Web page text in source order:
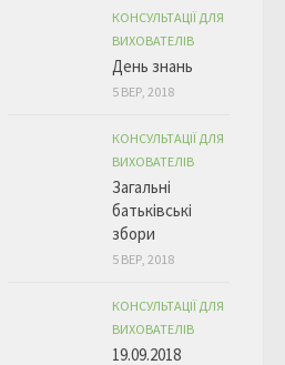
КОНСУЛЬТАЦІЇ ДЛЯ
ВИХОВАТЕЛІВ
День знань
5 ВЕР, 2018
КОНСУЛЬТАЦІЇ ДЛЯ
ВИХОВАТЕЛІВ
Загальні
батьківські
збори
5 ВЕР, 2018
КОНСУЛЬТАЦІЇ ДЛЯ
ВИХОВАТЕЛІВ
19.09.2018